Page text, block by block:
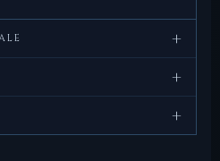
+
University Press, 1974.
+
40–51 (prise de
209 av. J.-C.).
+